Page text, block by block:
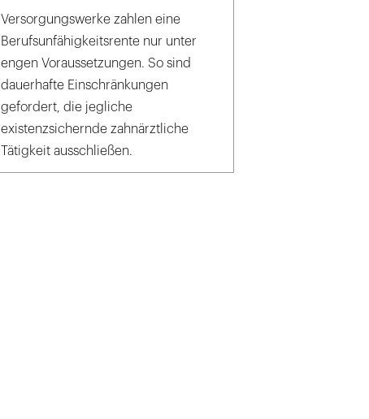
Versorgungswerke zahlen eine
Berufsunfähigkeitsrente nur unter
engen Voraussetzungen. So sind
dauerhafte Einschränkungen
gefordert, die jegliche
existenzsichernde zahnärztliche
Tätigkeit ausschließen.